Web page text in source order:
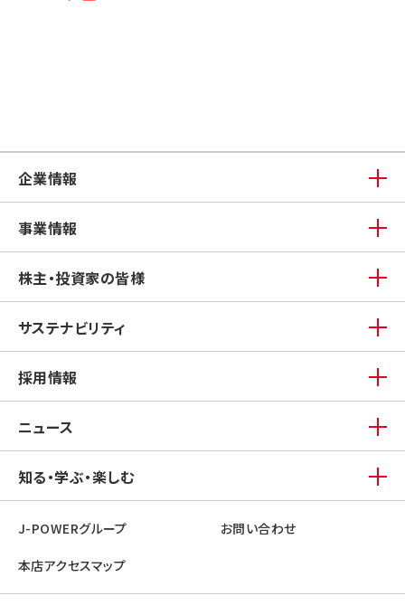
企業情報
事業情報
株主・投資家の皆様
サステナビリティ
採用情報
ニュース
知る・学ぶ・楽しむ
J-POWERグループ お問い合わせ
本店アクセスマップ